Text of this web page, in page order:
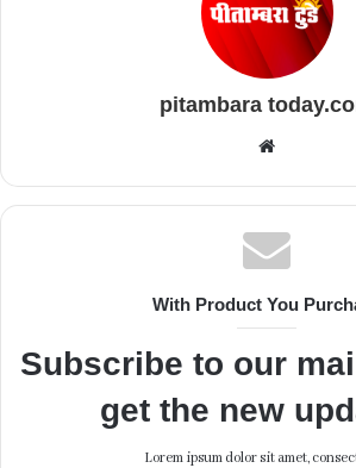
pitambara
Website
With Product You
Subscribe to our
get the new
Lorem ipsum dolor sit amet,